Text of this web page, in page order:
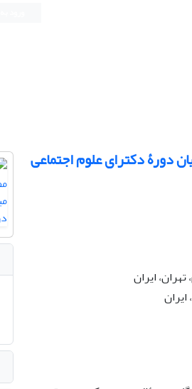
دورۀ دکترای علوم اجتماعی
ایران